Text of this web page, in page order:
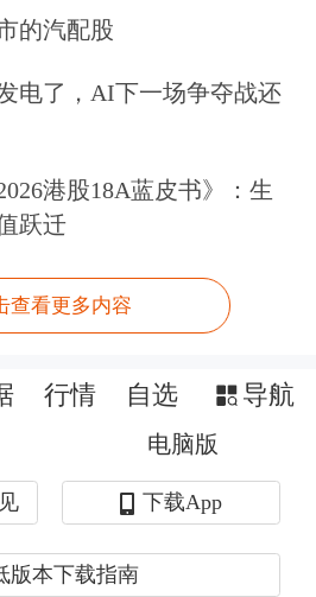
行申请。根据当时弘
与公司A股发行申请
过，决定撤回A股发行
回A股发行申请不会对
营运造成重大不利影
次申报首次公开发行
申请材料。
的汽配股
电了，AI下一场争夺战还
港股18A蓝皮书》：生
跃迁
查看更多内容
行情 自选 导航
电脑版
下载App
版本下载指南